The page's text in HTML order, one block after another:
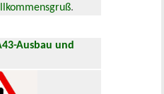
.
Ausbau und